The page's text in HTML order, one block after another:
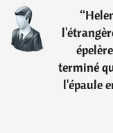
“
terminé
l'épaule